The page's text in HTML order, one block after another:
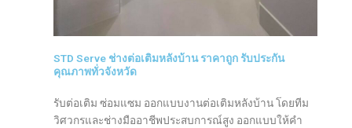
STD Serve ช่างต่อเติมหลังบ้าน ราคาถูก รับประกัน
คุณภาพทั่วจังหวัด
รับต่อเติม ซ่อมแซม ออกแบบงานต่อเติมหลังบ้าน โดยทีม
วิศวกรและช่างมืออาชีพประสบการณ์สูง ออกแบบให้คำ